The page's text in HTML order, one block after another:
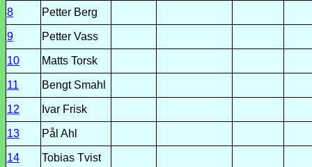
8
Petter Berg
9 Petter Vass
10 Matts Torsk
11 Bengt Smahl
12 Ivar Frisk
13 Pål Ahl
14 Tobias Tvist